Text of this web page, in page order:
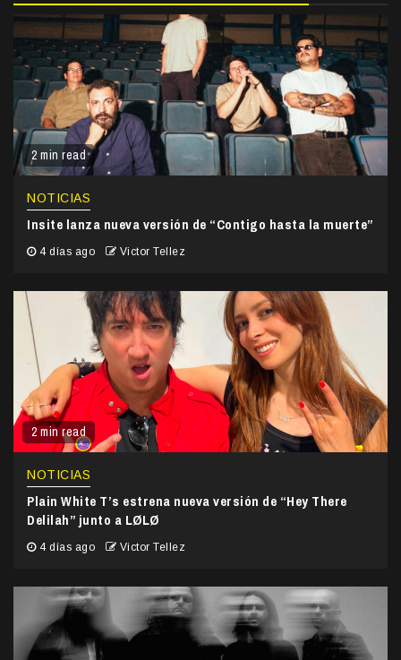
2 min read
NOTICIAS
Insite lanza nueva versión de “Contigo hasta la muerte”
4 días ago Victor Tellez
2 min read
NOTICIAS
Plain White T’s estrena nueva versión de “Hey There
Delilah” junto a LØLØ
4 días ago Victor Tellez